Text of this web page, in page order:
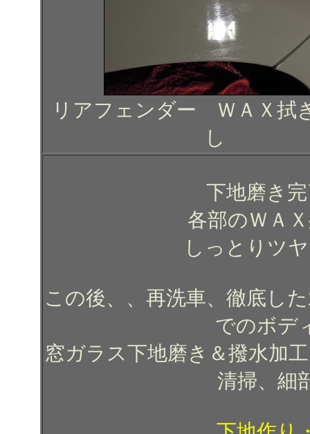
リアフェンダー ＷＡＸ拭
し
下地磨き
各部のＷＡ
しっとりツ
この後、、再洗車、徹底し
でのボデ
窓ガラス下地磨き＆撥水加
清掃、細